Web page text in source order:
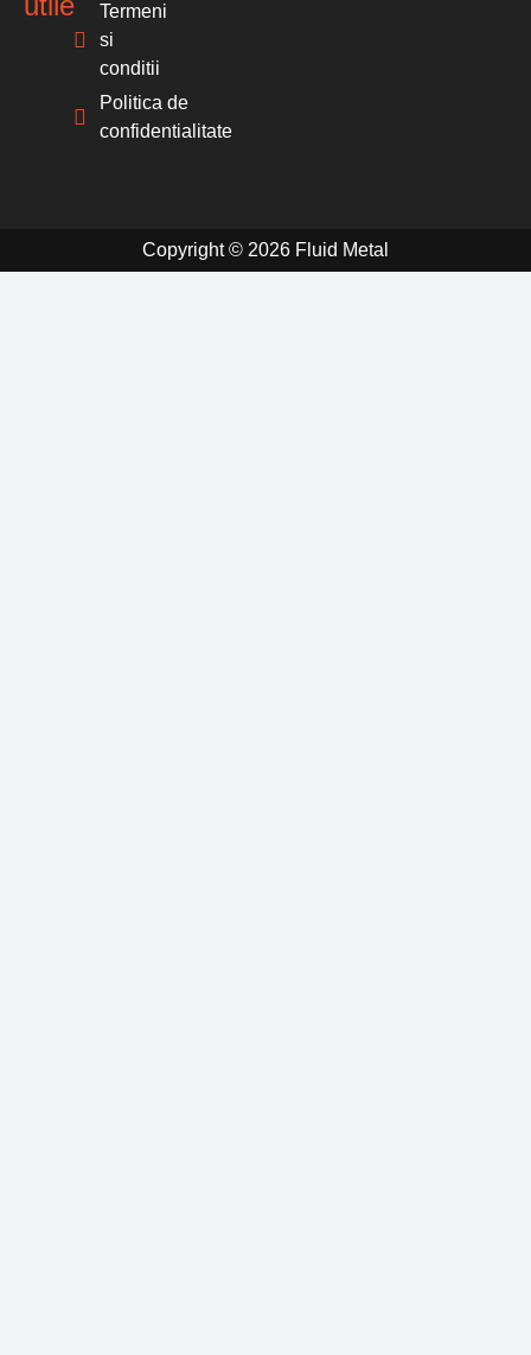
Termeni
si
conditii
Politica de
confidentialitate
Copyright © 2026 Fluid Metal